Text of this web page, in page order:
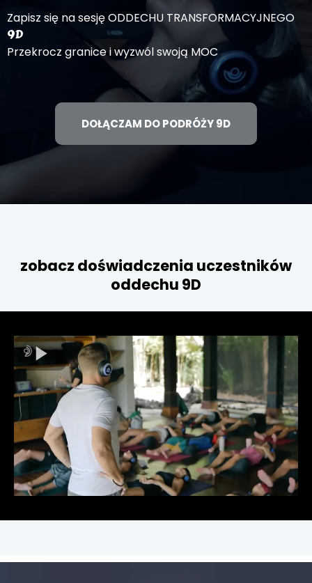
Zapisz się na sesję ODDECHU TRANSFORMACYJNEGO
9D
Przekrocz granice i wyzwól swoją MOC
DOŁĄCZAM DO PODRÓŻY 9D
zobacz doświadczenia uczestników
oddechu 9D